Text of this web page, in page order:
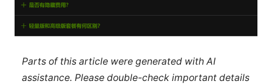
Parts of this article were generated with AI
assistance. Please double-check important details